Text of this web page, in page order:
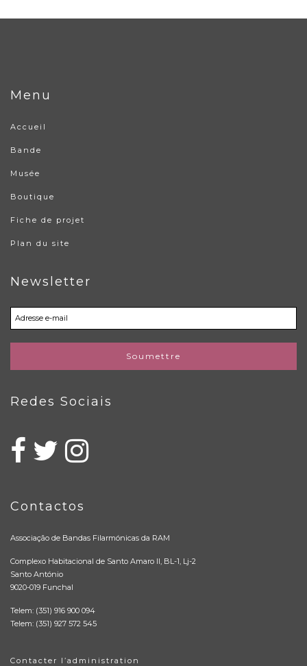
Menu
Accueil
Bande
Musée
Boutique
Fiche de projet
Plan du site
Newsletter
Soumettre
Redes Sociais
Contactos
Associação de Bandas Filarmónicas da RAM
Complexo Habitacional de Santo Amaro II, BL-1, Lj-2
Santo António
9020-019 Funchal
Telem: (351) 916 900 094
Telem: (351) 927 572 545
Contacter l’administration